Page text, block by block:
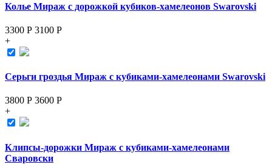
Колье Мираж с дорожкой кубиков-хамелеонов Swarovski
3300 Р 3100 Р
+
Серьги гроздья Мираж с кубиками-хамелеонами Swarovski
3800 Р 3600 Р
+
Клипсы-дорожки Мираж с кубиками-хамелеонами
Сваровски